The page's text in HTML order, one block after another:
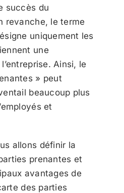
succès du
revanche, le terme
uniquement les
une
Ainsi, le
» peut
beaucoup plus
et
allons définir la
prenantes et
avantages de
des parties